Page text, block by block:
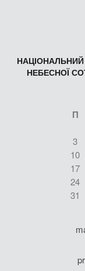
НЕБЕСНОЇ
П
3
10
17
24
31